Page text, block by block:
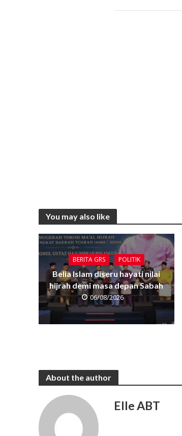
You may also like
BERITA GRS POLITIK
Belia Islam diseru hayati nilai
hijrah demi masa depan Sabah
06/08/2026
About the author
Elle ABT